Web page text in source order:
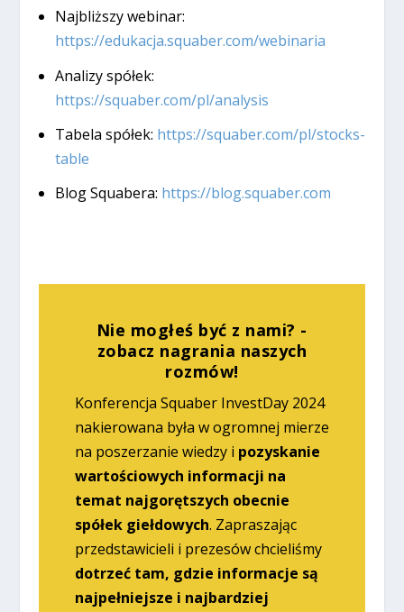
Najbliższy webinar:
https://edukacja.squaber.com/webinaria
Analizy spółek:
https://squaber.com/pl/analysis
Tabela spółek: https://squaber.com/pl/stocks-
table
Blog Squabera: https://blog.squaber.com
Nie mogłeś być z nami? -
zobacz nagrania naszych
rozmów!
Konferencja Squaber InvestDay 2024
nakierowana była w ogromnej mierze
na poszerzanie wiedzy i pozyskanie
wartościowych informacji na
temat najgorętszych obecnie
spółek giełdowych. Zapraszając
przedstawicieli i prezesów chcieliśmy
dotrzeć tam, gdzie informacje są
najpełniejsze i najbardziej